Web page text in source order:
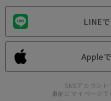
LINE
Apple
SNSアカウント
事前にマイページ